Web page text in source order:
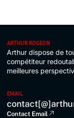
ARTHUR ROGEON
Arthur dispose de
compétiteur
meilleures
EMAIL
Contact Email